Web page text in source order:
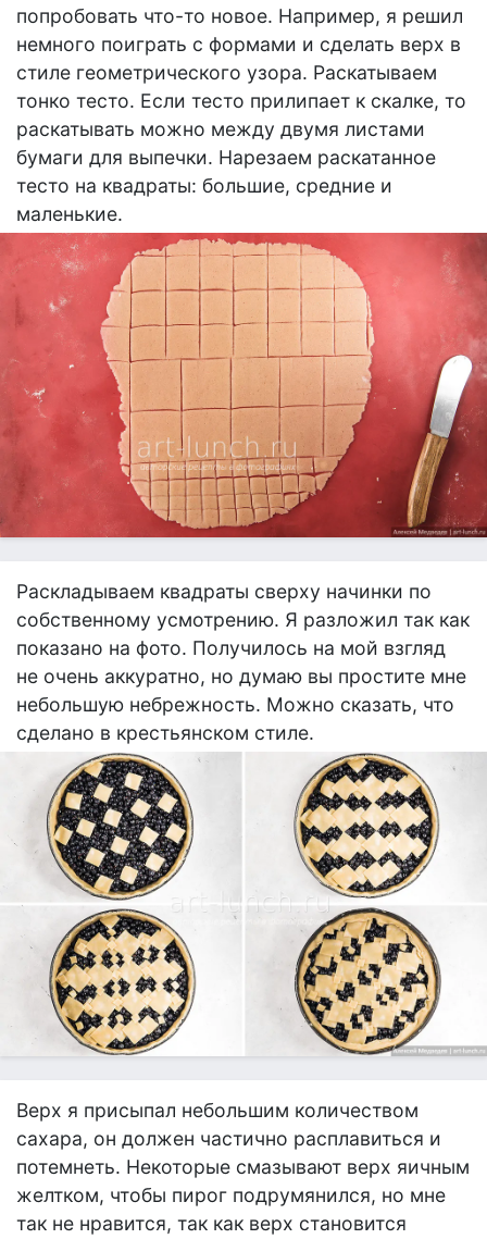
попробовать что-то новое. Например, я решил
немного поиграть с формами и сделать верх в
стиле геометрического узора. Раскатываем
тонко тесто. Если тесто прилипает к скалке, то
раскатывать можно между двумя листами
бумаги для выпечки. Нарезаем раскатанное
тесто на квадраты: большие, средние и
маленькие.
Раскладываем квадраты сверху начинки по
собственному усмотрению. Я разложил так как
показано на фото. Получилось на мой взгляд
не очень аккуратно, но думаю вы простите мне
небольшую небрежность. Можно сказать, что
сделано в крестьянском стиле.
Верх я присыпал небольшим количеством
сахара, он должен частично расплавиться и
потемнеть. Некоторые смазывают верх яичным
желтком, чтобы пирог подрумянился, но мне
так не нравится, так как верх становится